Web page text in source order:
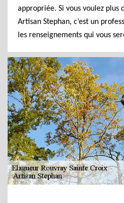
appropriée. Si vous voulez plus
Artisan Stephan, c’est un
les renseignements qui vous